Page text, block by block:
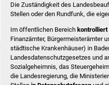
Die Zuständigkeit des
Stellen oder den Rundfunk, die
Im öffentlichen Bereich kontrolliert
Finanzämter, Bürgermeisterämter
städtische Krankenhäuser) in
Landesdatenschutzgesetzes und
Sozialgeheimnis, das
die Landesregierung, die